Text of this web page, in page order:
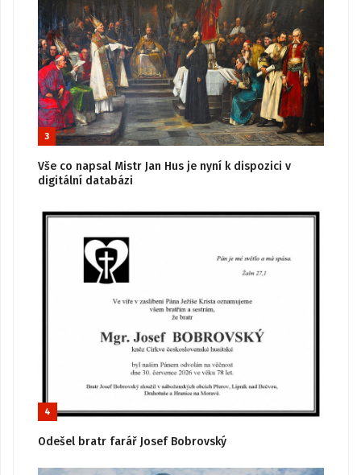
3
Vše co napsal Mistr Jan Hus je nyní k dispozici v
digitální databázi
4
Odešel bratr farář Josef Bobrovský